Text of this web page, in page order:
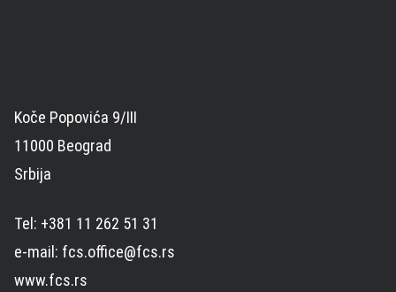
Koče Popovića 9/III
11000 Beograd
Srbija
Tel: +381 11 262 51 31
e-mail: fcs.office@fcs.rs
www.fcs.rs